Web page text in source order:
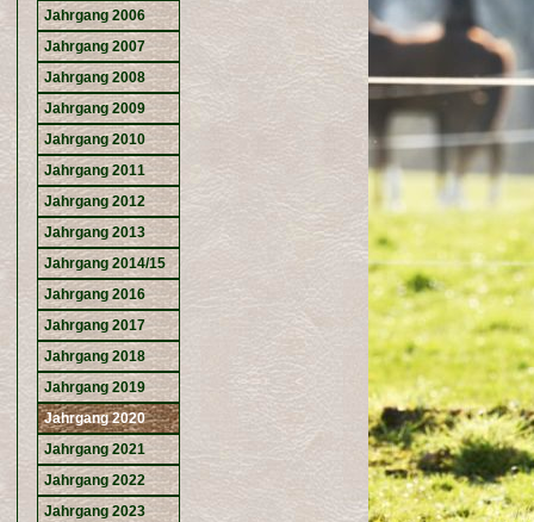
Jahrgang 2006
Jahrgang 2007
Jahrgang 2008
Jahrgang 2009
Jahrgang 2010
Jahrgang 2011
Jahrgang 2012
Jahrgang 2013
Jahrgang 2014/15
Jahrgang 2016
Jahrgang 2017
Jahrgang 2018
Jahrgang 2019
Jahrgang 2020
Jahrgang 2021
Jahrgang 2022
Jahrgang 2023